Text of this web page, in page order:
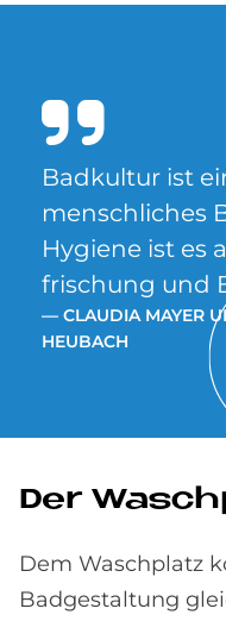
Bad­kul­tur ist
mensch­li­ches
Hy­gie­ne ist es
fri­schung und
— CLAU­DIA MAY­ER
HEU­BACH
Der
Dem Waschplatz
Badgestaltung